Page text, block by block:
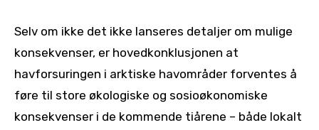
Selv om ikke det ikke lanseres detaljer om mulige
konsekvenser, er hovedkonklusjonen at
havforsuringen i arktiske havområder forventes å
føre til store økologiske og sosioøkonomiske
konsekvenser i de kommende tiårene – både lokalt